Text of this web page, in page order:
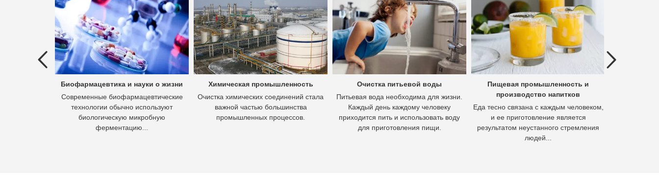
Биофармацевтика и науки о жизни
Современные биофармацевтические
технологии обычно используют
биологическую микробную
ферментацию...
Химическая промышленность
Очистка химических соединений стала
важной частью большинства
промышленных процессов.
Очистка питьевой воды
Питьевая вода необходима для жизни.
Каждый день каждому человеку
приходится пить и использовать воду
для приготовления пищи.
Пищевая промышленность и
производство напитков
Еда тесно связана с каждым человеком,
и ее приготовление является
результатом неустанного стремления
людей...
Previous